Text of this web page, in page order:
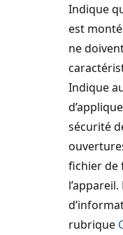
Indique
est
ne
Indique
sécurité
fichier de
rubrique